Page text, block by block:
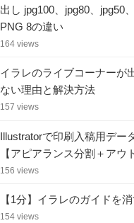
出し jpg100、jpg80、jpg50
PNG 8の違い
164 views
イラレのライブコーナーが
ない理由と解決方法
157 views
Illustratorで印刷入稿用デー
【アピアランス分割＋アウ
156 views
【1分】イラレのガイドを消
154 views